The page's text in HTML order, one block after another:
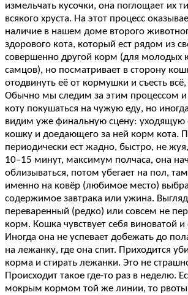
измельчать кусочки, она поглощает их
всякого хруста. На этот процесс
наличие в нашем доме второго
здорового кота, который ест рядом из
совершенно другой корм (для молодых
самцов), но посматривает в сторону
отодвинуть её от кормушки и съесть
Обычно мы следим за этим процессом и
коту покушаться на чужую еду, но
видим уже финальную сцену: уходящую
кошку и доедающего за ней корм кота.
периодически ест жадно, быстро, не
10–15 минут, максимум полчаса, она
облизываться, потом убегает на пол,
именно на ковёр (любимое место)
содержимое завтрака или ужина.
переваренный (редко) или совсем не
корм. Кошка чувствует себя виноватой и
Иногда она не успевает добежать до
на лежанку, где она спит. Приходится
корма и стирать лежанки. Это не
Происходит такое где-то раз в неделю.
мокрым кормом той же линии, то рвоты